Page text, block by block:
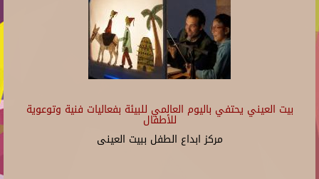
بيت العيني يحتفي باليوم العالمي للبيئة بفعاليات فنية وتوعوية
للأطفال
مركز ابداع الطفل ببيت العينى